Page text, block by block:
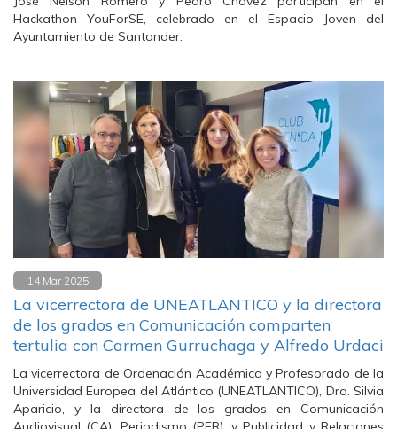
Hackathon YouForSE, celebrado en el Espacio Joven del
Ayuntamiento de Santander.
14 Mar 2025
La vicerrectora de UNEATLANTICO y la directora
de los grados en Comunicación comparten
tertulia con Carmen Gurruchaga y Alfredo Urdaci
La vicerrectora de Ordenación Académica y Profesorado de la
Universidad Europea del Atlántico (UNEATLANTICO), Dra. Silvia
Aparicio, y la directora de los grados en Comunicación